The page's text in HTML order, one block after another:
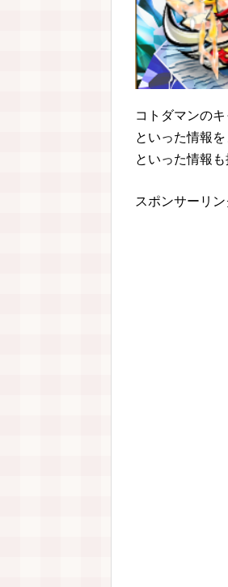
コトダマンの
といった情報
といった情報も
スポンサーリン